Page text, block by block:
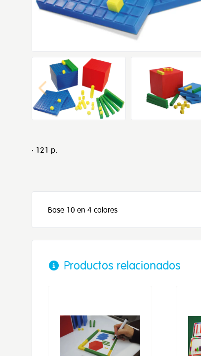
· 121 p.
Base 10 en 4 colores
Productos relacionados